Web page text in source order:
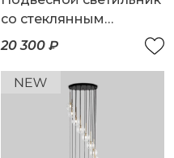
со стеклянным
плафоном
20 300 ₽